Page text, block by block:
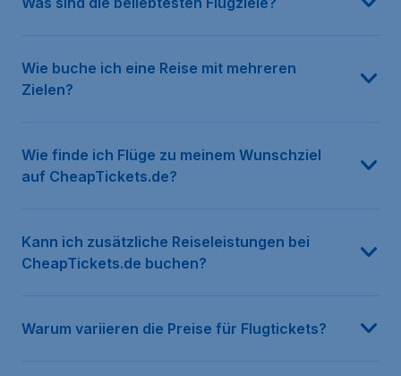
Wie buche ich eine Reise mit mehreren
Zielen?
Wie finde ich Flüge zu meinem Wunschziel
auf CheapTickets.de?
Kann ich zusätzliche Reiseleistungen bei
CheapTickets.de buchen?
Warum variieren die Preise für Flugtickets?